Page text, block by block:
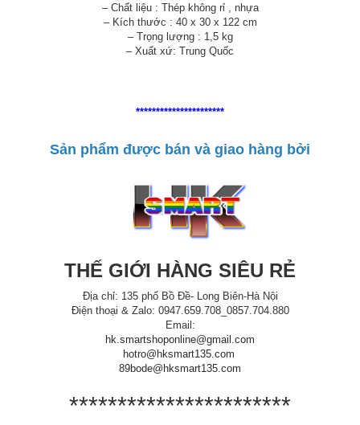
– Chất liệu : Thép không rỉ , nhựa
– Kích thước : 40 x 30 x 122 cm
– Trọng lượng : 1,5 kg
– Xuất xứ: Trung Quốc
**********************
Sản phẩm được bán và giao hàng bởi
THẾ GIỚI HÀNG SIÊU RẺ
Địa chỉ: 135 phố Bồ Đề- Long Biên-Hà Nội
Điện thoại & Zalo: 0947.659.708_0857.704.880
Email:
hk.smartshoponline@gmail.com
hotro@hksmart135.com
89bode@hksmart135.com
***********************